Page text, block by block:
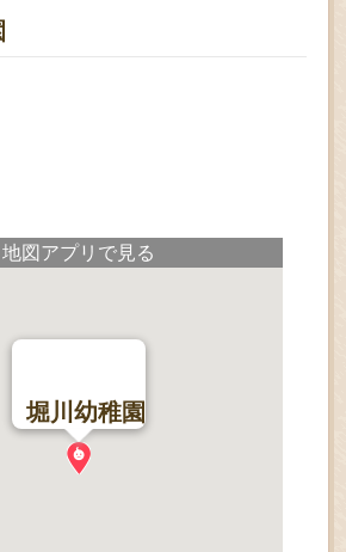
地図アプリで見る
堀川幼稚園